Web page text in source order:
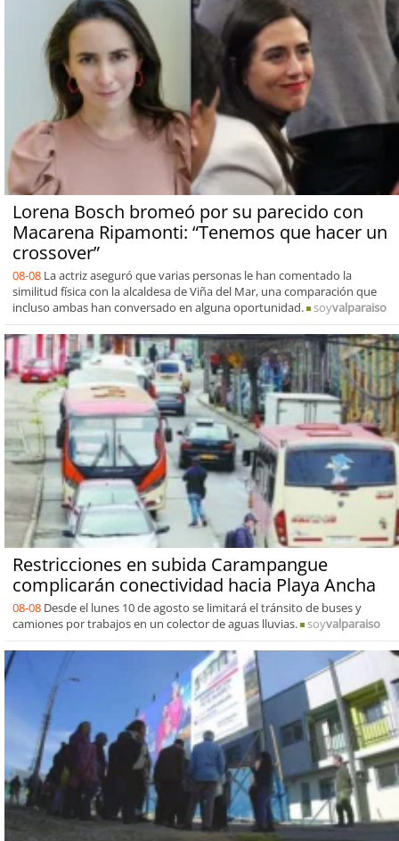
Lorena Bosch bromeó por su parecido con
Macarena Ripamonti: “Tenemos que hacer un
crossover”
08-08 La actriz aseguró que varias personas le han comentado la
similitud física con la alcaldesa de Viña del Mar, una comparación que
incluso ambas han conversado en alguna oportunidad.
soyvalparaiso
Restricciones en subida Carampangue
complicarán conectividad hacia Playa Ancha
08-08 Desde el lunes 10 de agosto se limitará el tránsito de buses y
camiones por trabajos en un colector de aguas lluvias.
soyvalparaiso